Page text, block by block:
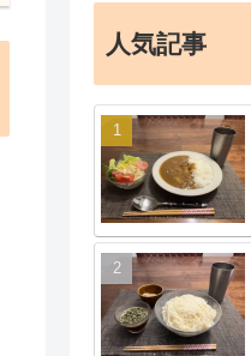
人気記事